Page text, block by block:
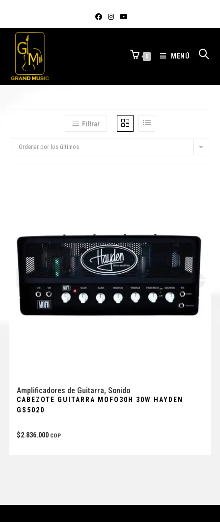
0 MENÚ
Filtrar
Ordenar por los últimos
Amplificadores de Guitarra, Sonido
CABEZOTE GUITARRA MOFO30H 30W HAYDEN
GS5020
$2.836.000 COP